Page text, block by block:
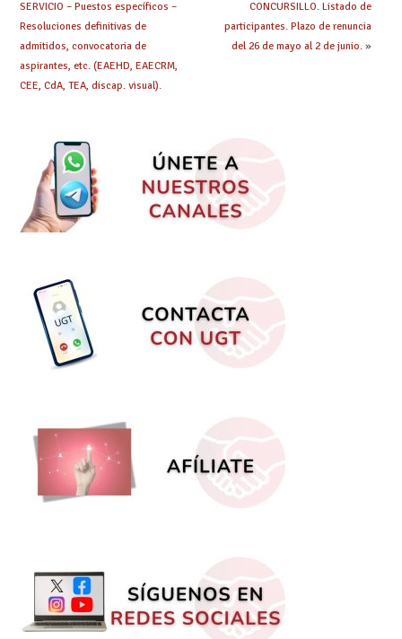
SERVICIO – Puestos específicos –
Resoluciones definitivas de
admitidos, convocatoria de
aspirantes, etc. (EAEHD, EAECRM,
CEE, CdA, TEA, discap. visual).
CONCURSILLO. Listado de
participantes. Plazo de renuncia
del 26 de mayo al 2 de junio.»